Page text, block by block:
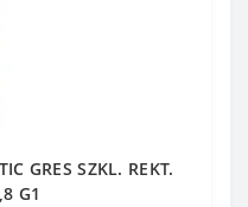
GRES SZKL. REKT.
G1